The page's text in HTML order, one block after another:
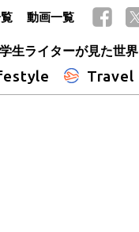
学生ライターが見た世界
Travel
動画一覧